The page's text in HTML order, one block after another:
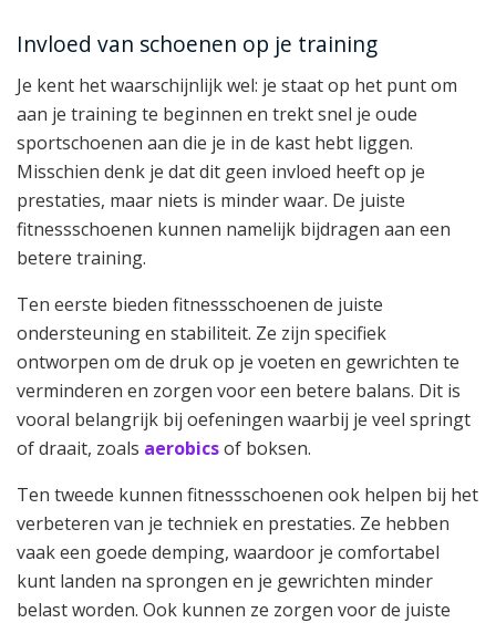
Invloed van schoenen op je training
Je kent het waarschijnlijk wel: je staat op het punt om
aan je training te beginnen en trekt snel je oude
sportschoenen aan die je in de kast hebt liggen.
Misschien denk je dat dit geen invloed heeft op je
prestaties, maar niets is minder waar. De juiste
fitnessschoenen kunnen namelijk bijdragen aan een
betere training.
Ten eerste bieden fitnessschoenen de juiste
ondersteuning en stabiliteit. Ze zijn specifiek
ontworpen om de druk op je voeten en gewrichten te
verminderen en zorgen voor een betere balans. Dit is
vooral belangrijk bij oefeningen waarbij je veel springt
of draait, zoals aerobicsof boksen.
Ten tweede kunnen fitnessschoenen ook helpen bij het
verbeteren van je techniek en prestaties. Ze hebben
vaak een goede demping, waardoor je comfortabel
kunt landen na sprongen en je gewrichten minder
belast worden. Ook kunnen ze zorgen voor de juiste